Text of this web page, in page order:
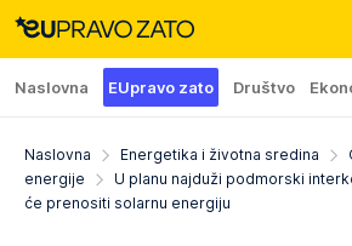
Naslovna EUpravo zato Društvo
Naslovna Energetika i životna sredina
energije
U planu najduži podmorski
će prenositi solarnu energiju